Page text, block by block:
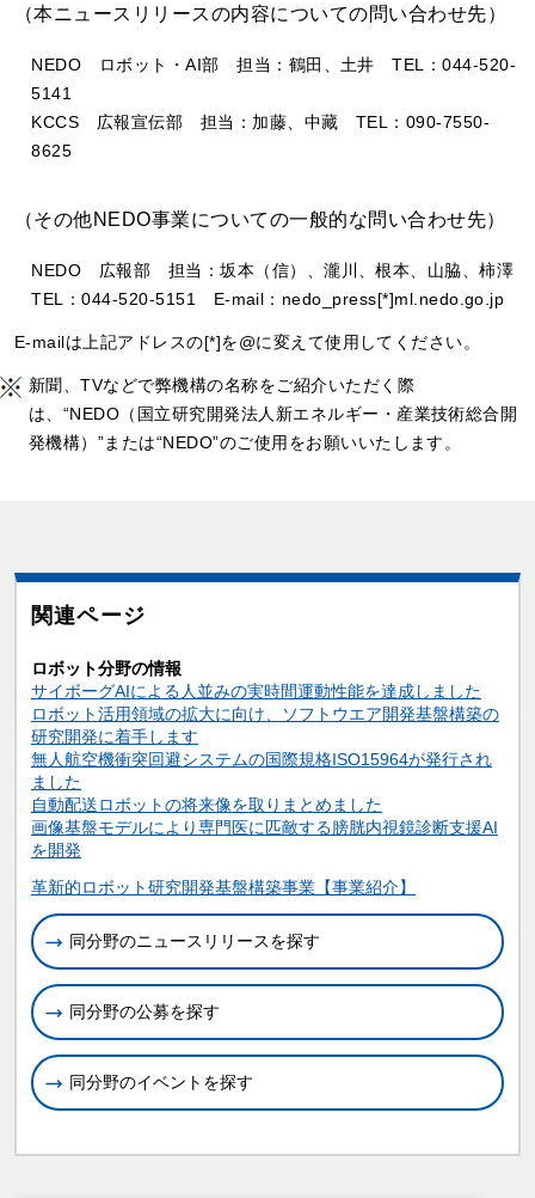
（本ニュースリリースの内容についての問い合わせ先）
NEDO ロボット・AI部 担当：鶴田、土井 TEL：044-520-
5141
KCCS 広報宣伝部 担当：加藤、中藏 TEL：090-7550-
8625
（その他NEDO事業についての一般的な問い合わせ先）
NEDO 広報部 担当：坂本（信）、瀧川、根本、山脇、柿澤
TEL：044-520-5151 E-mail：nedo_press[*]ml.nedo.go.jp
E-mailは上記アドレスの[*]を@に変えて使用してください。
新聞、TVなどで弊機構の名称をご紹介いただく際
は、“NEDO（国立研究開発法人新エネルギー・産業技術総合開
発機構）”または“NEDO”のご使用をお願いいたします。
関連ページ
ロボット分野の情報
サイボーグAIによる人並みの実時間運動性能を達成しました
ロボット活用領域の拡大に向け、ソフトウエア開発基盤構築の
研究開発に着手します
無人航空機衝突回避システムの国際規格ISO15964が発行され
ました
自動配送ロボットの将来像を取りまとめました
画像基盤モデルにより専門医に匹敵する膀胱内視鏡診断支援AI
を開発
関連情報
革新的ロボット研究開発基盤構築事業【事業紹介】
同分野のニュースリリースを探す
同分野の公募を探す
同分野のイベントを探す